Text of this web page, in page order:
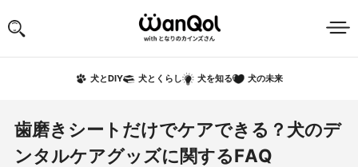
犬とDIY 犬とくらし 犬を知る 犬の未来
歯磨きシートだけでケアできる？犬のデ
ンタルケアグッズに関するFAQ